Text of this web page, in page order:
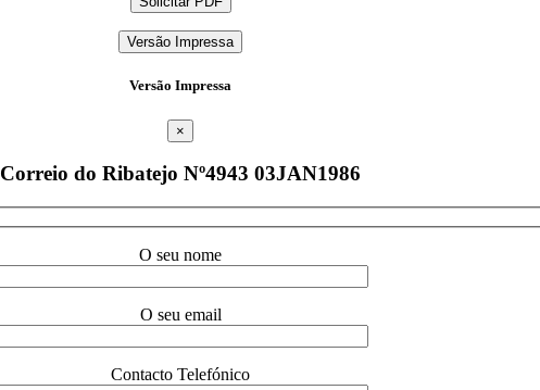
Versão Impressa
Versão Impressa
×
Correio do Ribatejo Nº4943 03JAN1986
O seu nome
O seu email
Contacto Telefónico